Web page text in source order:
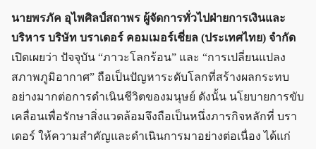
นายพรภัค อุไพศิลป์สถาพร ผู้จัดการทั่วไปฝ่ายการเงินและ
บริหาร บริษัท บราเดอร์ คอมเมอร์เชี่ยล (ประเทศไทย) จำกัด
เปิดเผยว่า ปัจจุบัน “ภาวะโลกร้อน” และ “การเปลี่ยนแปลง
สภาพภูมิอากาศ” ถือเป็นปัญหาระดับโลกที่สร้างผลกระทบ
อย่างมากต่อการดำเนินชีวิตของมนุษย์ ดังนั้น นโยบายการขับ
เคลื่อนเพื่อรักษาสิ่งแวดล้อมจึงถือเป็นหนึ่งภารกิจหลักที่ บรา
เดอร์ ให้ความสำคัญและดำเนินการมาอย่างต่อเนื่อง ได้แก่